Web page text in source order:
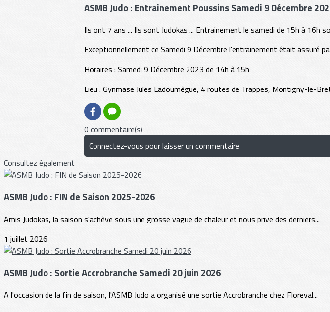
ASMB Judo : Entrainement Poussins Samedi 9 Décembre
Ils ont 7 ans ... Ils sont Judokas ... Entrainement le samedi de 15h à 16h
Exceptionnellement ce Samedi 9 Décembre l'entrainement était assuré
Horaires : Samedi 9 Décembre 2023 de 14h à 15h
Lieu : Gynmase Jules Ladoumègue, 4 routes de Trappes, Montigny-le-
0 commentaire(s)
Connectez-vous pour laisser un commentaire
Consultez également
ASMB Judo : FIN de Saison 2025-2026
Amis Judokas, la saison s'achève sous une grosse vague de chaleur et nous prive des derniers...
1 juillet 2026
ASMB Judo : Sortie Accrobranche Samedi 20 juin 2026
A l'occasion de la fin de saison, l'ASMB Judo a organisé une sortie Accrobranche chez Floreval...